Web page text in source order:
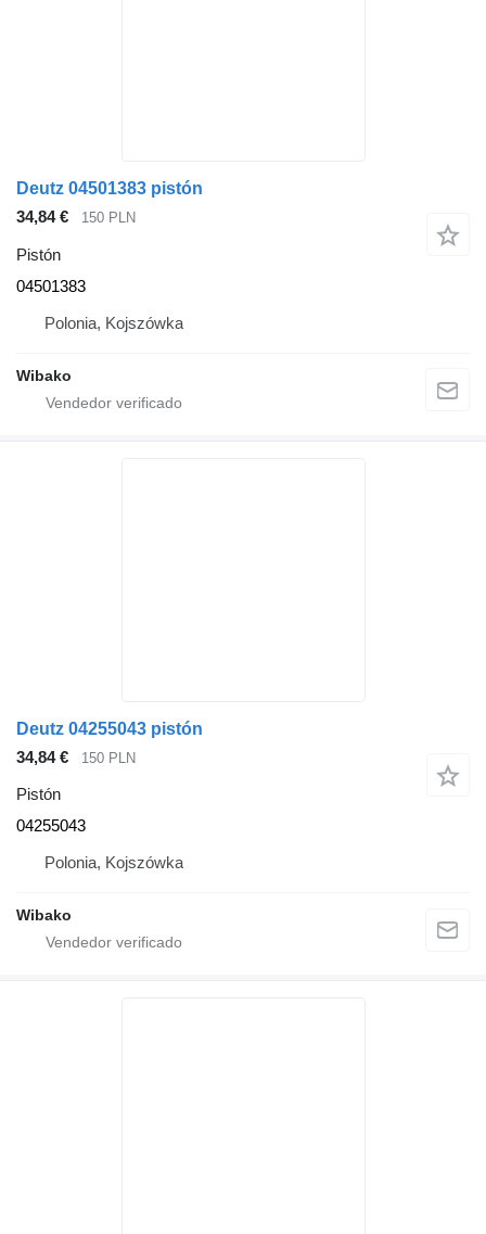
Deutz 04501383 pistón
34,84 €
150 PLN
Pistón
04501383
Polonia, Kojszówka
Wibako
Deutz 04255043 pistón
34,84 €
150 PLN
Pistón
04255043
Polonia, Kojszówka
Wibako